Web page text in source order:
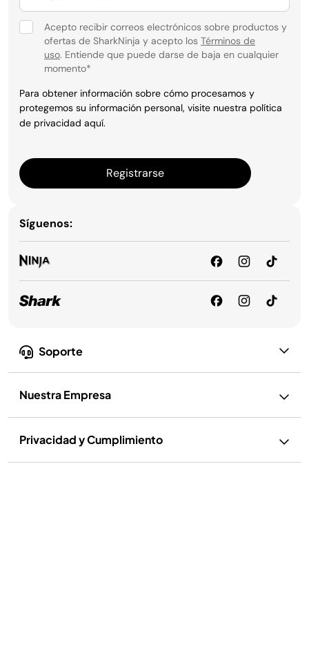
Soporte
Nuestra Empresa
Privacidad y Cumplimiento
Acepto recibir correos electrónicos sobre productos y
ofertas de SharkNinja y acepto los Términos de
uso. Entiende que puede darse de baja en cualquier
momento*
Para obtener información sobre cómo procesamos y
protegemos su información personal, visite nuestra política
de privacidad aquí.
Registrarse
Síguenos: